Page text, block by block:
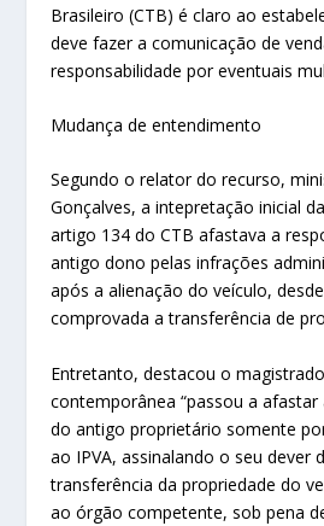
Brasileiro (CTB) é claro ao
deve fazer a comunicação de
responsabilidade por eventuais
Mudança de entend​​imento
Segundo o relator do recurso,
Gonçalves, a intepretação inicial
artigo 134 do CTB afastava a
antigo dono pelas infrações
após a alienação do veículo,
comprovada a transferência de
Entretanto, destacou o
contemporânea “passou a afastar
do antigo proprietário somente
ao IPVA, assinalando o seu dever
transferência da propriedade do
ao órgão competente, sob pena